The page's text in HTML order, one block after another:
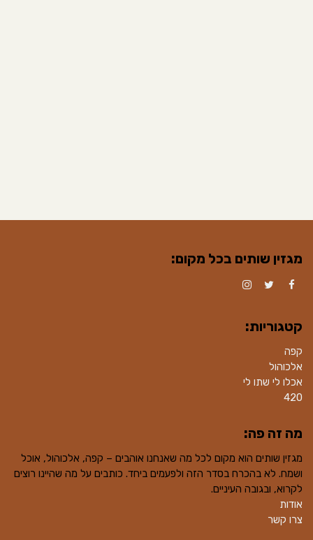
מגזין שותים בכל מקום:
קטגוריות:
קפה
אלכוהול
אכלו לי שתו לי
420
מה זה פה:
מגזין שותים הוא מקום לכל מה שאנחנו אוהבים – קפה, אלכוהול, אוכל
ושמח. לא בהכרח בסדר הזה ולפעמים ביחד. כותבים על מה שהיינו רוצים
לקרוא, ובגובה העיניים.
אודות
צרו קשר